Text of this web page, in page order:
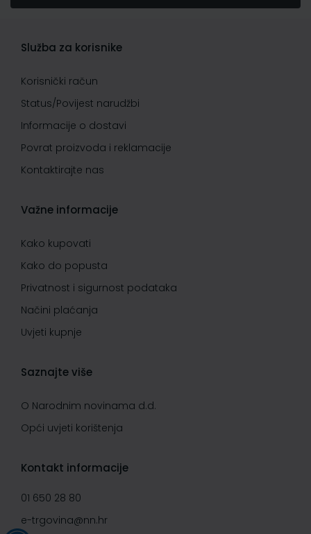
Služba za korisnike
Korisnički račun
Status/Povijest narudžbi
Informacije o dostavi
Povrat proizvoda i reklamacije
Kontaktirajte nas
Važne informacije
Kako kupovati
Kako do popusta
Privatnost i sigurnost podataka
Načini plaćanja
Uvjeti kupnje
Saznajte više
O Narodnim novinama d.d.
Opći uvjeti korištenja
Kontakt informacije
01 650 28 80
e-trgovina@nn.hr